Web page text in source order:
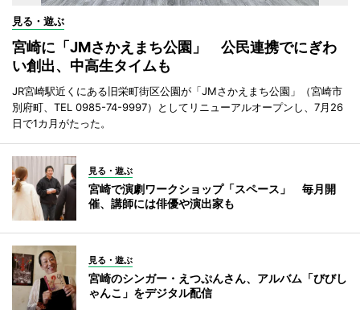
見る・遊ぶ
宮崎に「JMさかえまち公園」 公民連携でにぎわ
い創出、中高生タイムも
JR宮崎駅近くにある旧栄町街区公園が「JMさかえまち公園」（宮崎市
別府町、TEL 0985-74-9997）としてリニューアルオープンし、7月26
日で1カ月がたった。
見る・遊ぶ
宮崎で演劇ワークショップ「スペース」 毎月開
催、講師には俳優や演出家も
見る・遊ぶ
宮崎のシンガー・えつぷんさん、アルバム「びびし
ゃんこ」をデジタル配信